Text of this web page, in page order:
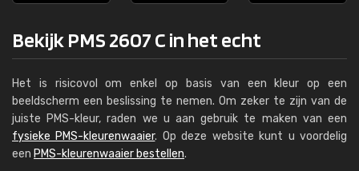
Bekijk PMS 2607 C in het echt
Het is risicovol om enkel op basis van een kleur op een
beeldscherm een beslissing te nemen. Om zeker te zijn van de
juiste PMS-kleur, raden we u aan gebruik te maken van een
fysieke PMS-kleurenwaaier. Op deze website kunt u voordelig
een PMS-kleurenwaaier bestellen.